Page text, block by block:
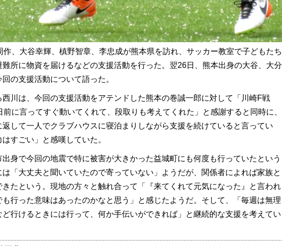
、大谷幸輝、槙野智章、李忠成が熊本県を訪れ、サッカー教室で子どもたち
難所に物資を届けるなどの支援活動を行った。翌26日、熊本出身の大谷、大分
の支援活動について語った。
川は、今回の支援活動をアテンドした熊本の巻誠一郎に対して「川崎F戦
前に言ってすぐ動いてくれて、段取りも考えてくれた」と感謝すると同時に、
返して一人でクラブハウスに寝泊まりしながら支援を続けていると言ってい
すごい」と感嘆していた。
身で今回の地震で特に被害が大きかった益城町にも何度も行っていたという
は「大丈夫と聞いていたので寄っていない」ようだが、関係者によれば家族と
きたという。現地の方々と触れ合って「『来てくれて元気になった』と言われ
行った意味はあったのかなと思う」と感じたようだ。そして、「毎週は無理
ど行けるときには行って、何か手伝いができれば」と継続的な支援を考えてい